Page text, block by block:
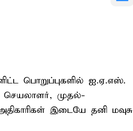
பொறுப்புகளில் ஐ.ஏ.எஸ்.
செயலாளர், முதல்-
இடையே தனி மவுசு